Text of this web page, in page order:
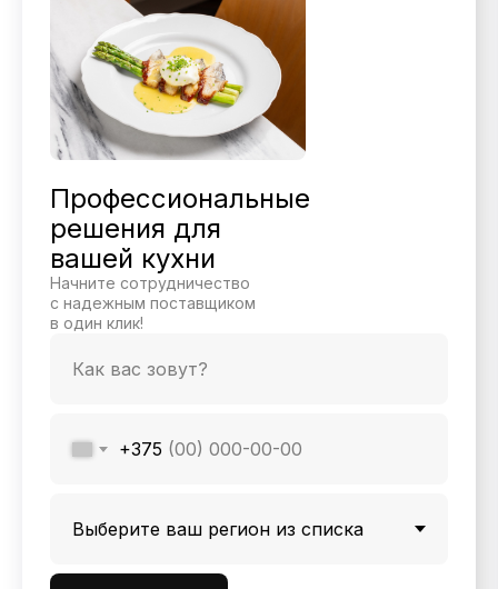
Профессиональные
решения для
вашей кухни
Начните сотрудничество
с надежным поставщиком
в один клик!
+375